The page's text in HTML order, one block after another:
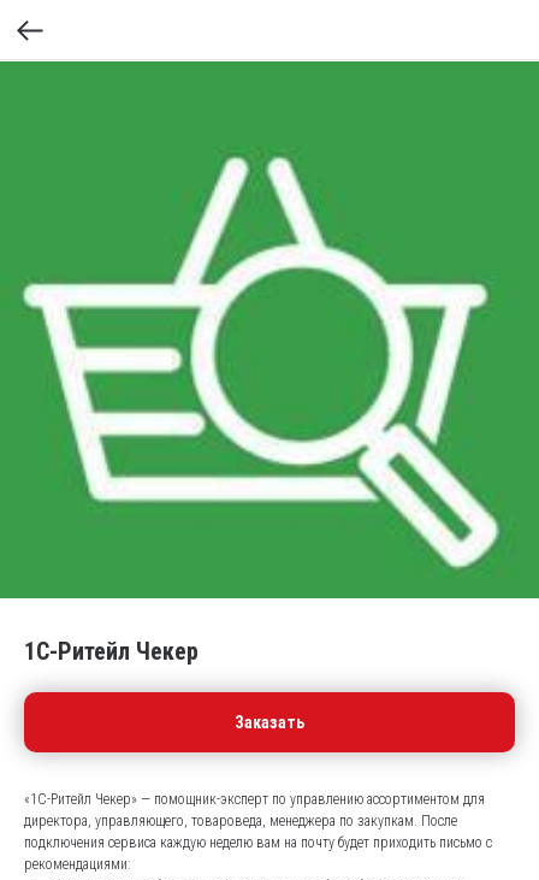
1С-Ритейл Чекер
Заказать
«1С-Ритейл Чекер» — помощник-эксперт по управлению ассортиментом для
директора, управляющего, товароведа, менеджера по закупкам. После
подключения сервиса каждую неделю вам на почту будет приходить письмо с
рекомендациями: